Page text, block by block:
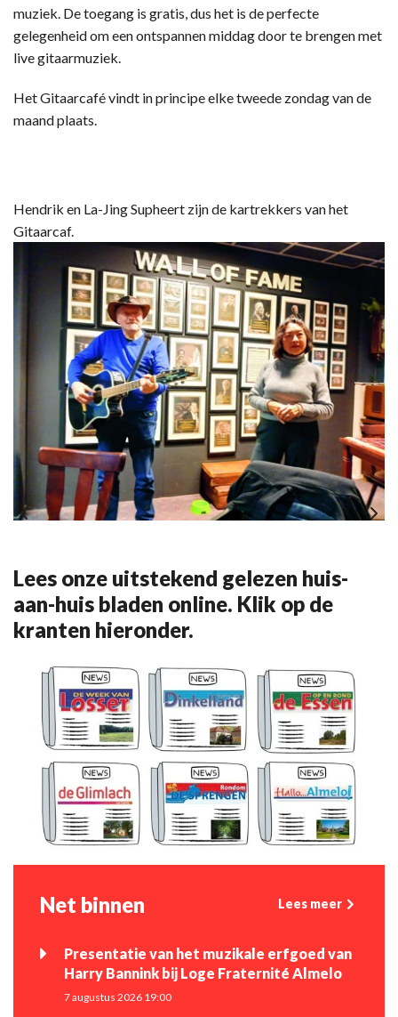
muziek. De toegang is gratis, dus het is de perfecte
gelegenheid om een ontspannen middag door te brengen met
live gitaarmuziek.
Het Gitaarcafé vindt in principe elke tweede zondag van de
maand plaats.
Hendrik en La-Jing Supheert zijn de kartrekkers van het
Gitaarcaf.
Lees onze uitstekend gelezen huis-
aan-huis bladen online. Klik op de
kranten hieronder.
Net binnen Lees meer
Presentatie van het muzikale erfgoed van
Harry Bannink bij Loge Fraternité Almelo
7 augustus 2026 19:00